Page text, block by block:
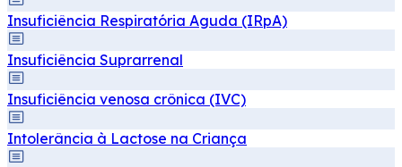
Insuficiência Respiratória Aguda (IRpA)
Insuficiência Suprarrenal
Insuficiência venosa crônica (IVC)
Intolerância à Lactose na Criança